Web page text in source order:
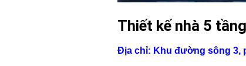
Thiết kế nhà 5
Địa chỉ: Khu đường sông 3,